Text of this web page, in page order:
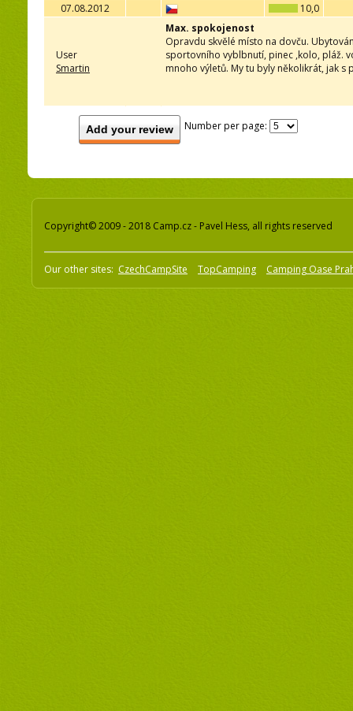
07.08.2012 10,0
User
Smartin
Max. spokojenost
Opravdu skvělé místo na dovču.
sportovního vyblbnutí, pinec ,kolo, pláž.
mnoho výletů. My tu byly několikrát, jak
Add your review Number per page:
Copyright© 2009 - 2018 Camp.cz - Pavel Hess, all rights reserved
Our other sites: CzechCampSite TopCamping Camping Oase